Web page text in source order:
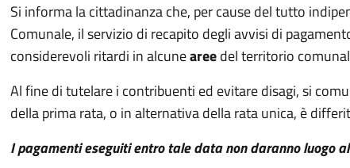
Si informa la cittadinanza che, per cause del tutto
Comunale, il servizio di recapito degli avvisi di
considerevoli ritardi in alcuneareedel territorio
Al fine di tutelare i contribuenti ed evitare disagi, si
della prima rata, o in alternativa della rata unica, è
I pagamenti eseguiti entro tale data non daranno luogo